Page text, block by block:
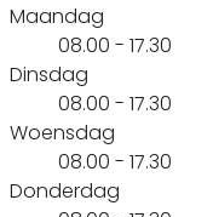
Maandag
08.00 - 17.30
Dinsdag
08.00 - 17.30
Woensdag
08.00 - 17.30
Donderdag